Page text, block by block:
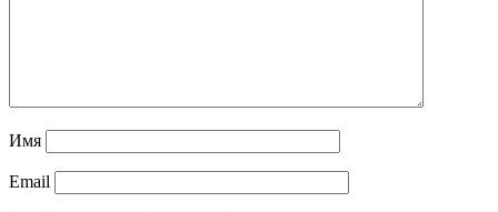
Имя
Email